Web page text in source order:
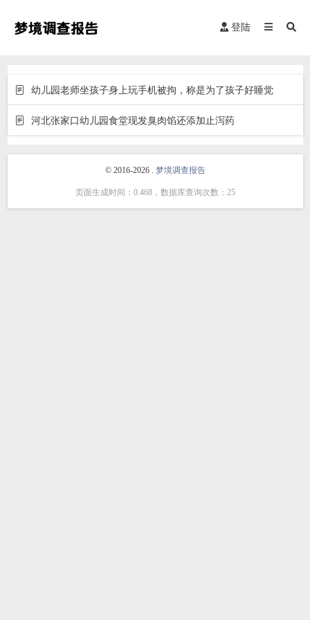
登陆
幼儿园老师坐孩子身上玩手机被拘，称是为了孩子好睡觉
河北张家口幼儿园食堂现发臭肉馅还添加止泻药
© 2016-2026 . 梦境调查报告
页面生成时间：0.468，数据库查询次数：25